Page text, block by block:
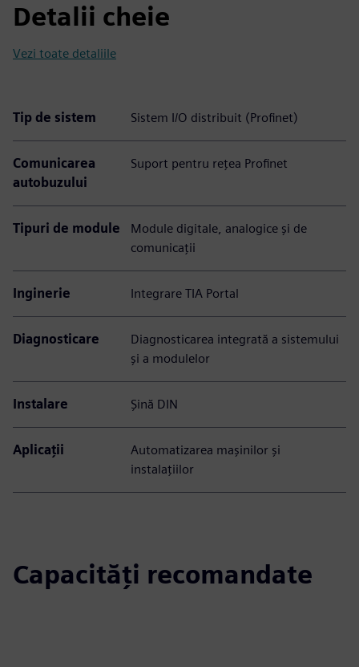
Detalii cheie
Vezi toate detaliile
Tip de sistem Sistem I/O distribuit (Profinet)
Comunicarea
autobuzului
Suport pentru rețea Profinet
Tipuri de module
Module digitale, analogice și de
comunicații
Inginerie Integrare TIA Portal
Diagnosticare
Diagnosticarea integrată a sistemului
și a modulelor
Instalare Șină DIN
Aplicații
Automatizarea mașinilor și
instalațiilor
Capacități recomandate